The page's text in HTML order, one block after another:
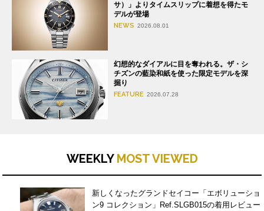
サ）」よりタイムスリップに着想を得たモ
デルが登場
NEWS 2026.08.01
幻想的なダイアルに目を奪われる。ザ・シ
チズンの藍染和紙を使った限定モデルを深
掘り
FEATURE 2026.07.28
WEEKLY MOST VIEWED
新しくなったグランドセイコー「エボリューショ
ン9 コレクション」Ref.SLGB015の着用レビュー